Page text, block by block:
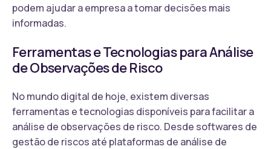
podem ajudar a empresa a tomar decisões mais
informadas.
Ferramentas e Tecnologias para Análise
de Observações de Risco
No mundo digital de hoje, existem diversas
ferramentas e tecnologias disponíveis para facilitar a
análise de observações de risco. Desde softwares de
gestão de riscos até plataformas de análise de